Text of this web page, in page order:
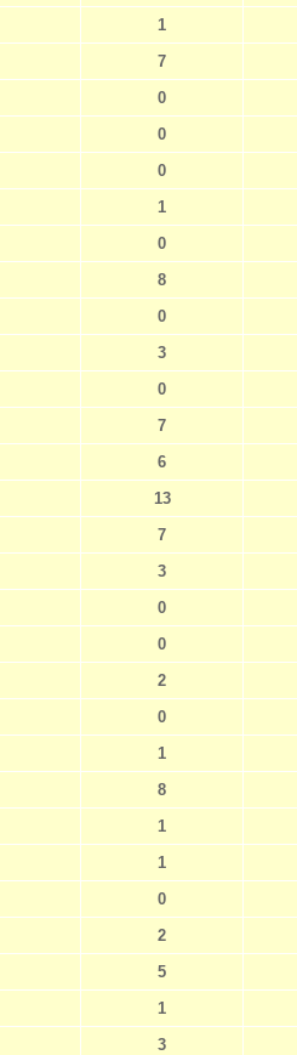
1
7
0
0
0
1
0
8
0
3
0
7
6
13
7
3
0
0
2
0
1
8
1
1
0
2
5
1
3